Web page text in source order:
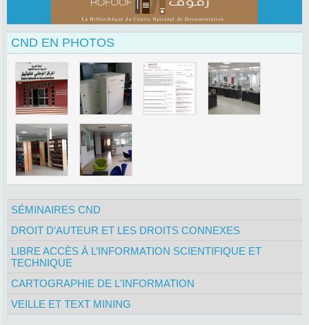
CND EN PHOTOS
SÉMINAIRES CND
DROIT D’AUTEUR ET LES DROITS CONNEXES
LIBRE ACCÈS À L’INFORMATION SCIENTIFIQUE ET
TECHNIQUE
CARTOGRAPHIE DE L'INFORMATION
VEILLE ET TEXT MINING